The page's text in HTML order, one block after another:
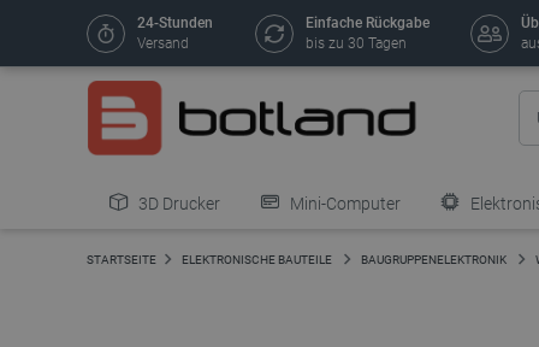
24-Stunden
Versand
Einfache Rückgabe
bis zu 30 Tagen
3D Drucker Mini-Computer
STARTSEITE ELEKTRONISCHE BAUTEILE BAUGRUPPENELEKTRONIK